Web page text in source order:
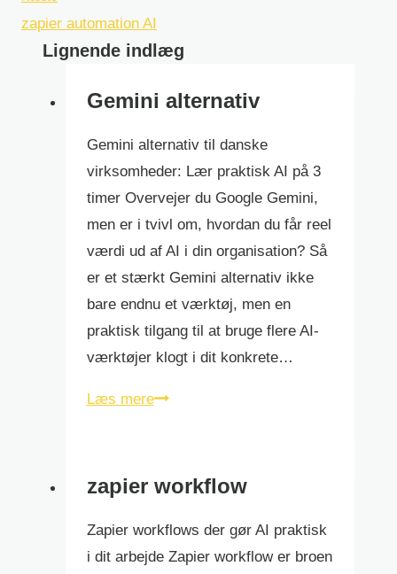
zapier automation AI
Lignende indlæg
Gemini alternativ
Gemini alternativ til danske
virksomheder: Lær praktisk AI på 3
timer Overvejer du Google Gemini,
men er i tvivl om, hvordan du får reel
værdi ud af AI i din organisation? Så
er et stærkt Gemini alternativ ikke
bare endnu et værktøj, men en
praktisk tilgang til at bruge flere AI-
værktøjer klogt i dit konkrete…
Læs mereGemini
zapier workflow
Zapier workflows der gør AI praktisk
i dit arbejde Zapier workflow er broen